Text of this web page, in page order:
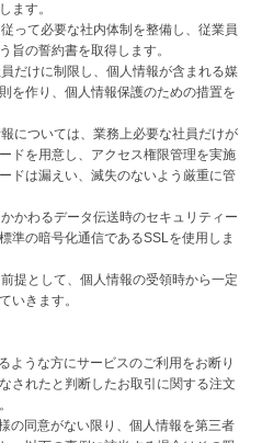
ます。
って必要な社内体制を整備し、従業員
旨の誓約書を取得します。
だけに制限し、個人情報が含まれる媒
を作り、個人情報保護のための措置を
については、業務上必要な社員だけが
ドを用意し、アクセス権限管理を実施
ドは漏えい、滅失のないよう厳重に管
かわるデータ伝送時のセキュリティー
準の暗号化通信であるSSLを使用しま
提として、個人情報の受領時から一定
いきます。
ような方にサービスのご利用をお断り
されたと判断したお取引に関する注文
の同意がない限り、個人情報を第三者